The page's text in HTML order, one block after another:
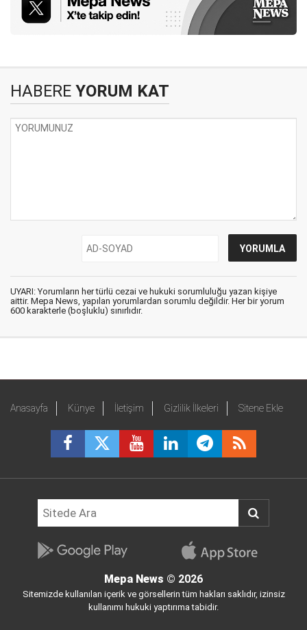
HABERE YORUM KAT
UYARI: Yorumların her türlü cezai ve hukuki sorumluluğu yazan kişiye
aittir. Mepa News, yapılan yorumlardan sorumlu değildir. Her bir yorum
600 karakterle (boşluklu) sınırlıdır.
Anasayfa Künye İletişim Gizlilik İlkeleri Sitene Ekle
Mepa News © 2026
Sitemizde kullanılan içerik ve görsellerin tüm hakları saklıdır, izinsiz
kullanımı hukuki yaptırıma tabidir.